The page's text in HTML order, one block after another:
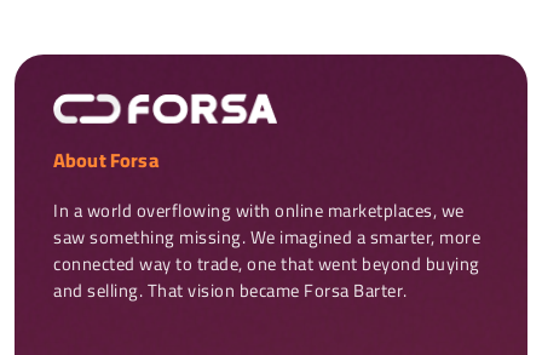
About Forsa
In a world overflowing with online marketplaces, we
saw something missing. We imagined a smarter, more
connected way to trade, one that went beyond buying
and selling. That vision became Forsa Barter.